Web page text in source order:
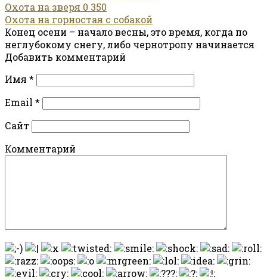
Охота на зверя 0 350
Охота на горностая с собакой
Конец осени – начало весны, это время, когда по
неглубокому снегу, либо чернотропу начинается
Добавить комментарий
Имя *
Email *
Сайт
Комментарий